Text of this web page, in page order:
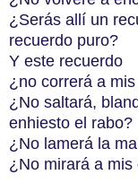
¿Serás allí un
recuerdo puro?
Y este recuerdo
¿no correrá a
¿No saltará,
enhiesto el rabo?
¿No lamerá la
¿No mirará a mis